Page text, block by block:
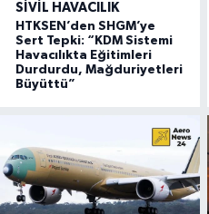
SIVIL HAVACILIK
HTKSEN’den SHGM’ye
Sert Tepki: “KDM Sistemi
Havacılıkta Eğitimleri
Durdurdu, Mağduriyetleri
Büyüttü”